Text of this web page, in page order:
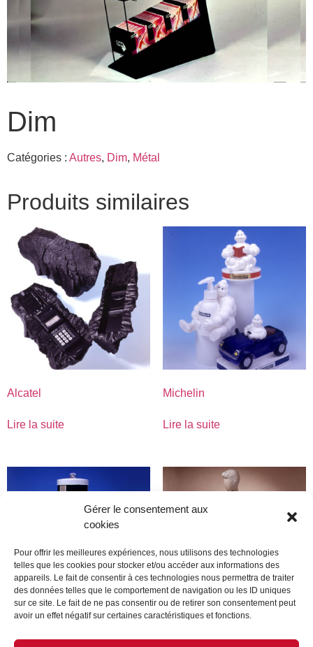
Gérer le consentement aux
cookies
Pour offrir les meilleures expériences, nous utilisons des technologies
telles que les cookies pour stocker et/ou accéder aux informations des
appareils. Le fait de consentir à ces technologies nous permettra de traiter
des données telles que le comportement de navigation ou les ID uniques
sur ce site. Le fait de ne pas consentir ou de retirer son consentement peut
avoir un effet négatif sur certaines caractéristiques et fonctions.
Dim
Catégories : Autres, Dim, Métal
Produits similaires
Alcatel
Lire la suite
Michelin
Lire la suite